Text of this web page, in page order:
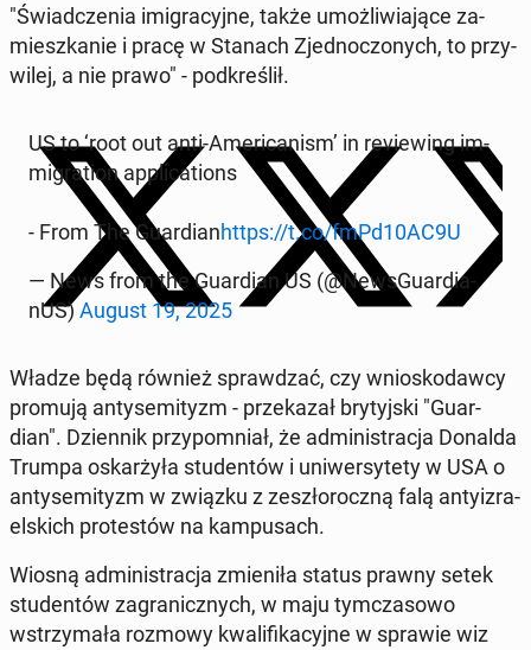
"Świad­cze­nia imi­gra­cyj­ne, także umoż­li­wia­ją­ce za­
miesz­ka­nie i pracę w Stanach Zjed­no­czo­nych, to przy­
wi­lej, a nie prawo" - pod­kre­ślił.
US to ‘root out anti-Ame­ri­ca­nism’ in re­vie­wing im­
mi­gra­tion ap­pli­ca­tions
- From The Gu­ar­dianhttps://t.co/fmPd10AC9U
— News from the Gu­ar­dian US (@News­Gu­ar­dia­
nUS)August 19, 2025
Władze będą również spraw­dzać, czy wnio­sko­daw­cy
promują an­ty­se­mi­tyzm - prze­ka­zał bry­tyj­ski "Gu­ar­
dian". Dzien­nik przy­po­mniał, że ad­mi­ni­stra­cja Donalda
Trumpa oskar­ży­ła stu­den­tów i uni­wer­sy­te­ty w USA o
an­ty­se­mi­tyzm w związku z ze­szło­rocz­ną falą an­ty­izra­
el­skich pro­te­stów na kam­pu­sach.
Wiosną ad­mi­ni­stra­cja zmie­ni­ła status prawny setek
stu­den­tów za­gra­nicz­nych, w maju tym­cza­so­wo
wstrzy­ma­ła rozmowy kwa­li­fi­ka­cyj­ne w sprawie wiz